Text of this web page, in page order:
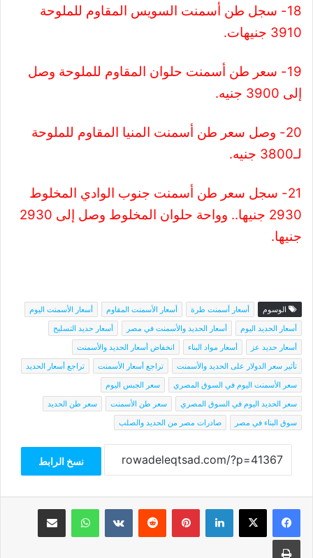
18- سجل طن أسمنت السويس المقاوم للملوحة
3910 جنيهات.
19- سعر طن أسمنت حلوان المقاوم للملوحة وصل
إلى 3900 جنيه.
20- وصل سعر طن أسمنت المنيا المقاوم للملوحة
لـ3800 جنيه.
21- سجل سعر طن أسمنت جنوب الوادي المخلوط
2930 جنيها.. وواحة حلوان المخلوط وصل إلى 2930
جنيها.
الوسوم أسعار أسمنت طرة أسعار الأسمنت المقاوم
أسعار الأسمنت اليوم
أسعار الحديد اليوم
أسعار الحديد والأسمنت في مصر
أسعار حديد التسليح
أسعار حديد عز
أسعار مواد البناء
انخفاض أسعار الحديد والأسمنت
تأثير سعر الدولار على الحديد والأسمنت
تراجع أسعار الأسمنت
تراجع أسعار الحديد
سعر الأسمنت اليوم في السوق المصري
سعر الجبس اليوم
سعر الحديد اليوم في السوق المصري
سعر طن الأسمنت
سعر طن الحديد
سوق البناء في مصر
صادرات مصر من الحديد والصلب
نسخ الرابط
فيسبوك‫X لينكدإن بينتيريست واتساب مشاركة عبر البريد
طباعة